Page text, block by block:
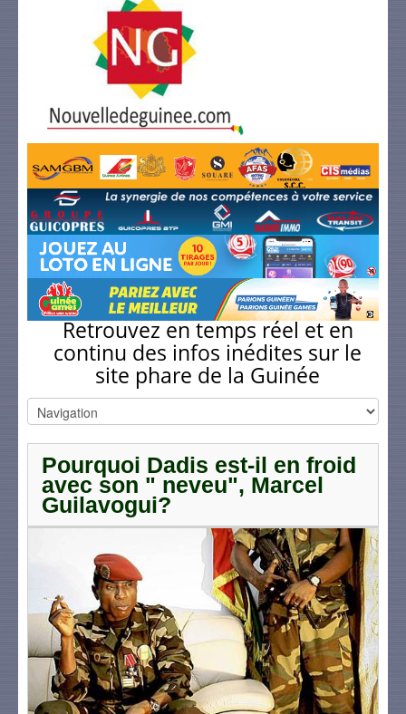
Retrouvez en temps réel et en
continu des infos inédites sur le
site phare de la Guinée
Pourquoi Dadis est-il en froid
avec son " neveu", Marcel
Guilavogui?